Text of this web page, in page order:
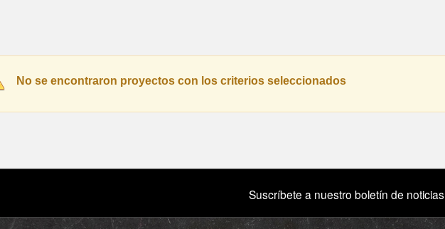
Primaria y
en un entorno
rodeado de
una oferta educativa viable,
que obtiene buenos
resultados y que consigue
con...
No se encontraron proyectos con los criterios seleccionados
Suscríbete a nuestro boletín de noticias